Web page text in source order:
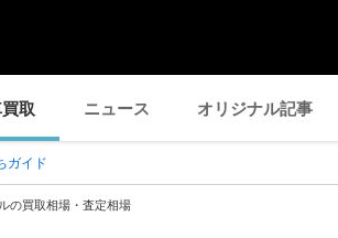
取 ニュース オリジナル記事
ガイド
の買取相場・査定相場